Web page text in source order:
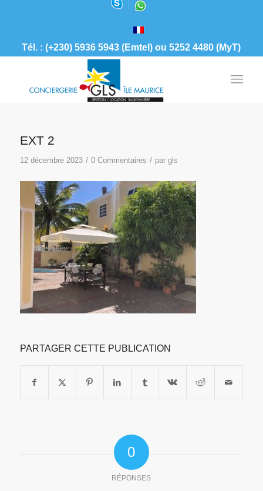
Tél. : (+230) 5936 5943 (Emtel) ou 5252 4480 (MyT)
EXT 2
12 décembre 2023 / 0 Commentaires / par gls
PARTAGER CETTE PUBLICATION
0
RÉPONSES